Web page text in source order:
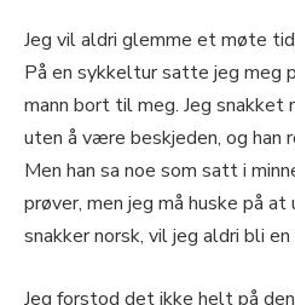
Jeg vil aldri glemme et møte
På en sykkeltur satte jeg meg
mann bort til meg. Jeg snakket
uten å være beskjeden, og han
Men han sa noe som satt i
prøver, men jeg må huske på
snakker norsk, vil jeg aldri bli en
Jeg forstod det ikke helt på